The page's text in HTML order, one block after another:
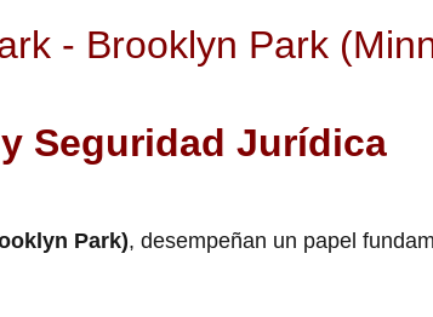
- Brooklyn Park
Seguridad Jurídica
Park), desempeñan un papel